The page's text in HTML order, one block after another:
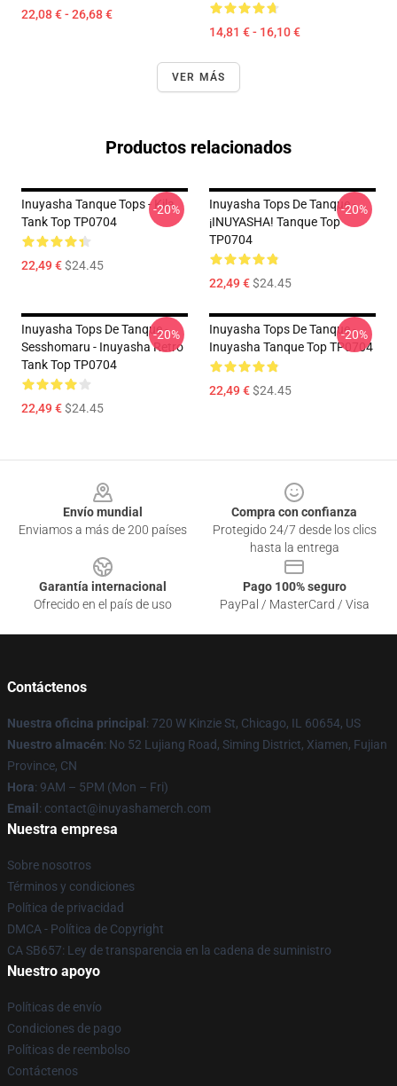
22,08 € - 26,68 €
14,81 € - 16,10 €
VER MÁS
Productos relacionados
Inuyasha Tanque Tops - Kila
Tank Top TP0704
22,49 €$24.45
-20%
Inuyasha Tops De Tanque -
¡INUYASHA! Tanque Top
TP0704
22,49 €$24.45
-20%
Inuyasha Tops De Tanque -
Sesshomaru - Inuyasha Retro
Tank Top TP0704
22,49 €$24.45
-20%
Inuyasha Tops De Tanque -
Inuyasha Tanque Top TP0704
22,49 €$24.45
-20%
Envío mundial
Enviamos a más de 200 países
Compra con confianza
Protegido 24/7 desde los clics
hasta la entrega
Garantía internacional
Ofrecido en el país de uso
Pago 100% seguro
PayPal / MasterCard / Visa
Contáctenos
Nuestra oficina principal : 720 W Kinzie St, Chicago, IL 60654, US
Nuestro almacén: No 52 Lujiang Road, Siming District, Xiamen, Fujian
Province, CN
Hora: 9AM – 5PM (Mon – Fri)
Email : contact@inuyashamerch.com
Nuestra empresa
Sobre nosotros
Términos y condiciones
Política de privacidad
DMCA - Política de Copyright
CA SB657: Ley de transparencia en la cadena de suministro
Nuestro apoyo
Políticas de envío
Condiciones de pago
Políticas de reembolso
Contáctenos